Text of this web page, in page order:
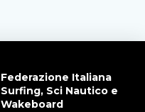
Federazione Italiana
Surfing, Sci Nautico e
Wakeboard